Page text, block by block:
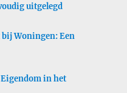
uitgelegd
bij Woningen: Een
in het